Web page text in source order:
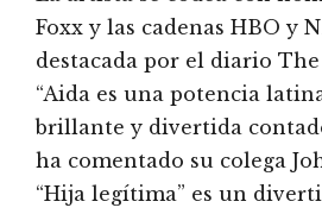
Foxx y las cadenas HBO y
destacada por el diario
“Aida es una potencia
brillante y divertida
ha comentado su colega
“Hija legítima” es un